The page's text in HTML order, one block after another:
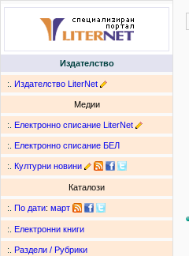
Издателство
:. Издателство LiterNet
Медии
:. Електронно списание LiterNet
:. Електронно списание БЕЛ
:. Културни новини
Каталози
:. По дати: март
:. Електронни книги
:. Раздели / Рубрики